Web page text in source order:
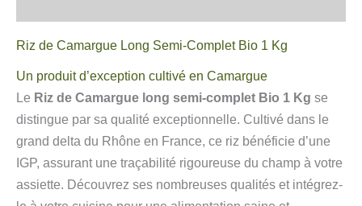
Riz de Camargue Long Semi-Complet Bio 1 Kg
Un produit d’exception cultivé en Camargue
Le Riz de Camargue long semi-complet Bio 1 Kg se
distingue par sa qualité exceptionnelle. Cultivé dans le
grand delta du Rhône en France, ce riz bénéficie d’une
IGP, assurant une traçabilité rigoureuse du champ à votre
assiette. Découvrez ses nombreuses qualités et intégrez-